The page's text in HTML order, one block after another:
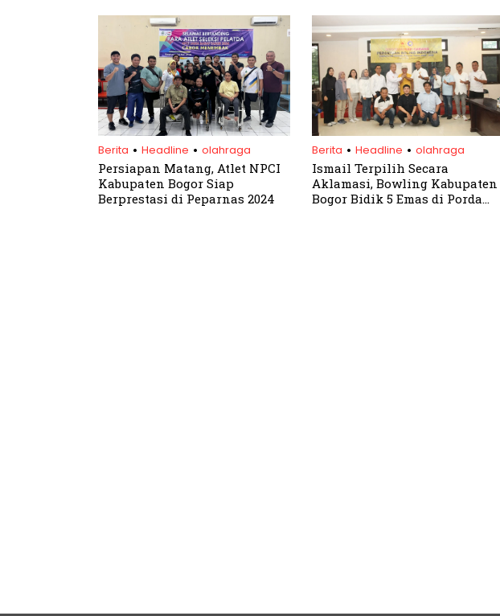
Berita . Headline . olahraga
Persiapan Matang, Atlet NPCI
Kabupaten Bogor Siap
Berprestasi di Peparnas 2024
Berita . Headline . olahraga
Ismail Terpilih Secara
Aklamasi, Bowling Kabupaten
Bogor Bidik 5 Emas di Porda